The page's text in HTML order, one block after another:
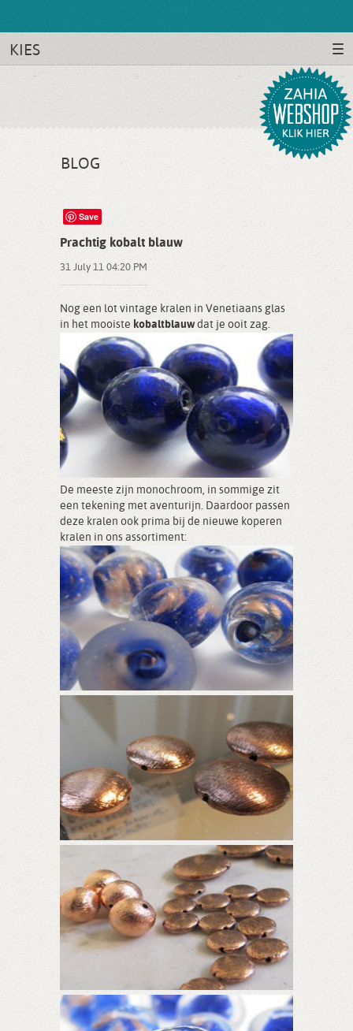
KIES
BLOG
Save
Prachtig kobalt blauw
31 July 11 04:20 PM
Nog een lot vintage kralen in Venetiaans glas
in het mooiste kobaltblauw dat je ooit zag.
De meeste zijn monochroom, in sommige zit
een tekening met aventurijn. Daardoor passen
deze kralen ook prima bij de nieuwe koperen
kralen in ons assortiment: